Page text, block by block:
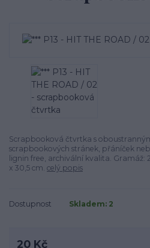
Scrapbooková čtvrtka s
scrapbookových stránek, přáníček
lignin free, archivální kvalita. Gramáž:
x 30,5 cm. celý popis
Dostupnost Skladem: 2
20 Kč